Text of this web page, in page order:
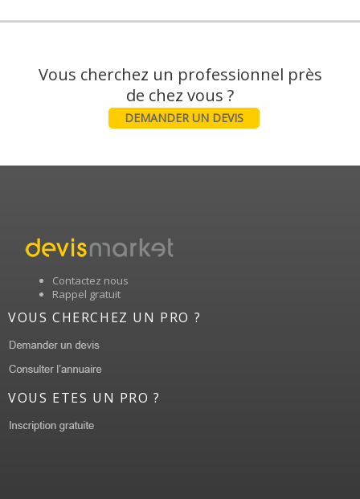
Vous cherchez un professionnel près
DEMANDER UN DEVIS
Contactez nous
Rappel gratuit
VOUS CHERCHEZ UN PRO ?
VOUS ETES UN PRO ?